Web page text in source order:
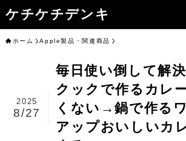
ケチケチデンキ
ホーム Apple製品・関連商品
毎日使い倒して解
クックで作るカレ
くない→鍋で作る
アップおいしいカ
2025
8/27